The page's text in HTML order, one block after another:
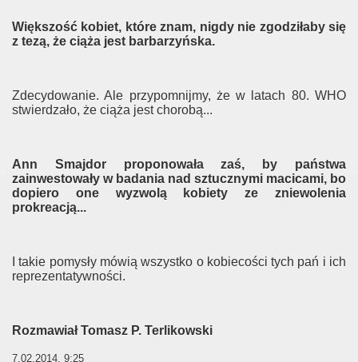
Większość kobiet, które znam, nigdy nie zgodziłaby się
z tezą, że ciąża jest barbarzyńska.
Zdecydowanie. Ale przypomnijmy, że w latach 80. WHO
stwierdzało, że ciąża jest chorobą...
Ann Smajdor proponowała zaś, by państwa
zainwestowały w badania nad sztucznymi macicami, bo
dopiero one wyzwolą kobiety ze zniewolenia
prokreacją...
I takie pomysły mówią wszystko o kobiecości tych pań i ich
reprezentatywności.
Rozmawiał Tomasz P. Terlikowski
7.02.2014, 9:25